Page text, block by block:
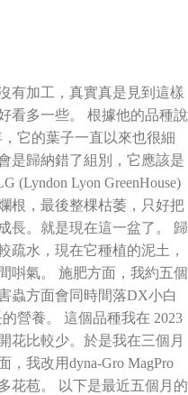
有加工，真實真是見到這樣
看多一些。 根據他的品種說
它的葉子一直以來也很細
是歸納錯了組別，它應該是
(Lyndon Lyon GreenHouse)
根，最後整棵枯萎，只好把
長。就是現在這一盆了。 歸
疏水，現在它種植的泥土，
唞氣。 施肥方面，我約五個
蟲方面會同時間落DX小白
營養。 這個品種我在 2023
花比較少。於是我在三個月
我改用dyna-Gro MagPro
花苞。 以下是最近五個月的